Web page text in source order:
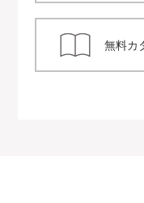
無料カ